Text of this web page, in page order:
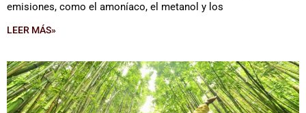
emisiones, como el amoníaco, el metanol y los
LEER MÁS»